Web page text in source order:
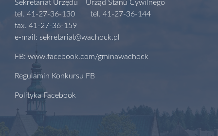
Sekretariat Urzędu Urząd Stanu Cywilnego
tel. 41-27-36-130 tel. 41-27-36-144
fax. 41-27-36-159
e-mail: sekretariat@wachock.pl
FB: www.facebook.com/gminawachock
Regulamin Konkursu FB
Polityka Facebook